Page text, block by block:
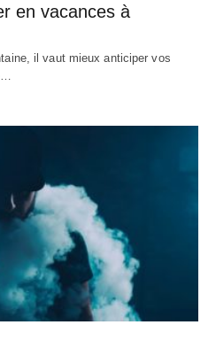
en vacances à
il vaut mieux anticiper vos